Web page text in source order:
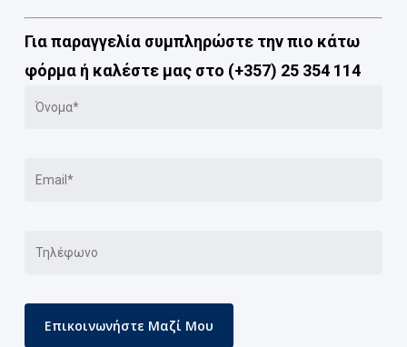
Για παραγγελία συμπληρώστε την πιο κάτω
φόρμα ή καλέστε μας στο (+357) 25 354 114